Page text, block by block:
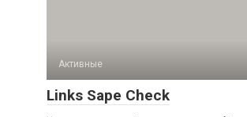
Активные
Links Sape Check